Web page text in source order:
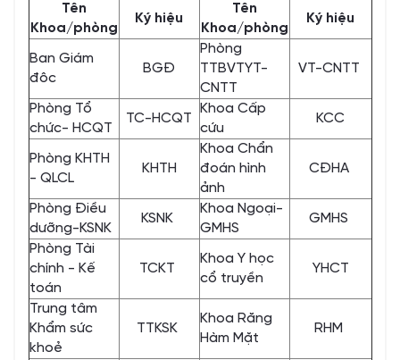
Tên
Khoa/phòng
Ký hiệu
Tên
Khoa/phòng
Ký hiệu
Ban Giám
đôc
BGĐ
Phòng
TTBVTYT-
CNTT
VT-CNTT
Phòng Tổ
chức- HCQT
TC-HCQT
Khoa Cấp
cứu
KCC
Phòng KHTH
- QLCL
KHTH
Khoa Chẩn
đoán hình
ảnh
CĐHA
Phòng Điều
dưỡng-KSNK
KSNK
Khoa Ngoại-
GMHS
GMHS
Phòng Tài
chính - Kế
toán
TCKT
Khoa Y học
cổ truyền
YHCT
Trung tâm
Khẩm sức
khoẻ
TTKSK
Khoa Răng
Hàm Mặt
RHM